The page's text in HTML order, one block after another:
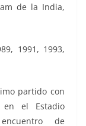
de la India,
1991, 1993,
partido con
en el Estadio
de